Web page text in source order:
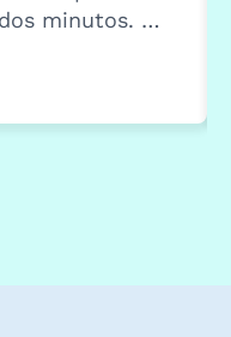
minutos. …